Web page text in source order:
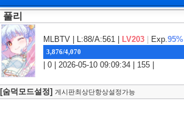
웹툰 이미지 츄온2
풀리
MLBTV | L:88/A:561 | LV203 Exp.95%
3,876/4,070
| 0 | 2026-05-10 09:09:34 | 155 |
[숨덕모드설정] 게시판최상단항상설정가능